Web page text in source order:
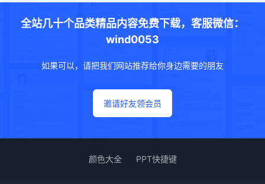
全站几十个品类精品内容免费下载，客服微信：
wind0053
如果可以，请把我们网站推荐给你身边需要的朋友
邀请好友领会员
颜色大全 PPT快捷键